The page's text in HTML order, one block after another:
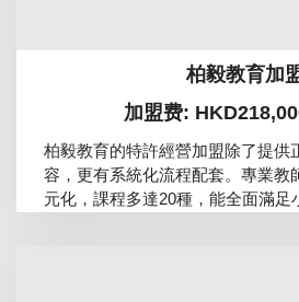
柏毅教育加
加盟费:
柏毅教育的特許經營加盟除了提供
容，更有系統化流程配套。專業教
元化，課程多達20種，能全面滿足